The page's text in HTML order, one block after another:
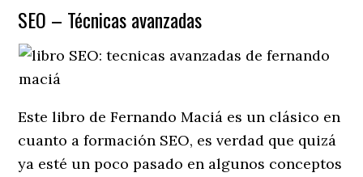
SEO – Técnicas avanzadas
Este libro de Fernando Maciá es un clásico en
cuanto a formación SEO, es verdad que quizá
ya esté un poco pasado en algunos conceptos